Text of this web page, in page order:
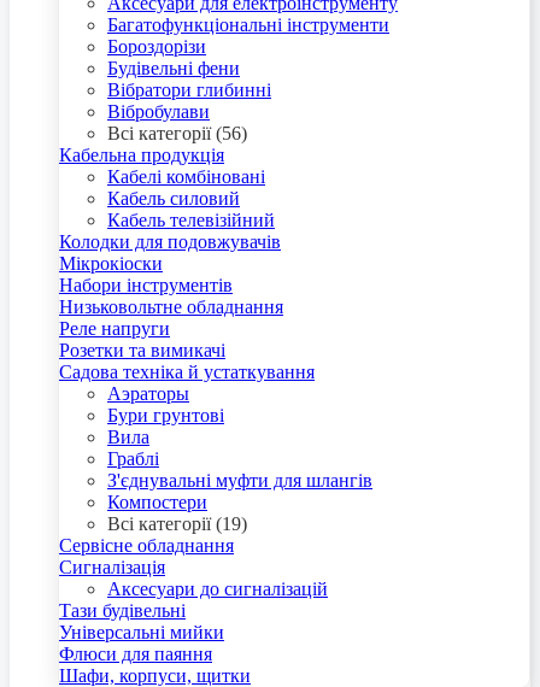
Багатофункціональні інструменти
Бороздорізи
Будівельні фени
Вібратори глибинні
Вібробулави
Всі категорії (56)
Кабельна продукція
Кабелі комбіновані
Кабель силовий
Кабель телевізійний
Колодки для подовжувачів
Мікрокіоски
Набори інструментів
Низьковольтне обладнання
Реле напруги
Розетки та вимикачі
Садова техніка й устаткування
Аэраторы
Бури грунтові
Вила
Граблі
З'єднувальні муфти для шлангів
Компостери
Всі категорії (19)
Сервісне обладнання
Сигналізація
Аксесуари до сигналізацій
Тази будівельні
Універсальні мийки
Флюси для паяння
Шафи, корпуси, щитки